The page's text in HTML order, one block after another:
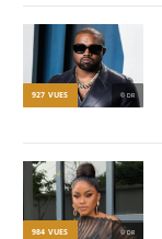
927 VUES © DR
984 VUES © DR